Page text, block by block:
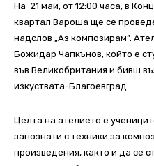
На 21 май, от 12:00 часа, в
квартал Вароша ще се
надслов „Аз композирам”.
Божидар Чапкънов, който е
във Великобритания и бивш
изкуствата-Благоевград.
Целта на ателието е
запознати с техники за
произведения, както и да се